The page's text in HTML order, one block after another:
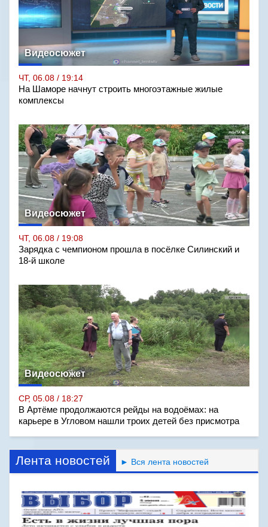
Видеосюжет
ЧТ, 06.08 / 19:14
На Шаморе начнут строить многоэтажные жилые
комплексы
Видеосюжет
ЧТ, 06.08 / 19:08
Зарядка с чемпионом прошла в посёлке Силинский и
18-й школе
Видеосюжет
СР, 05.08 / 18:27
В Артёме продолжаются рейды на водоёмах: на
карьере в Угловом нашли троих детей без присмотра
Лента новостей ► Вся лента новостей